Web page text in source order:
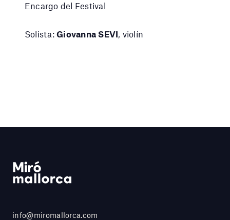
Encargo del Festival
Solista:Giovanna SEVI, violín
info@miromallorca.com